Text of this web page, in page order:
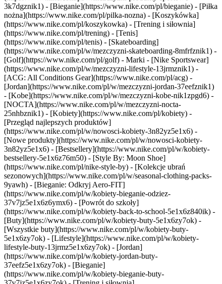
3k7dgznik1) - [Bieganie](https://www.nike.com/pl/bieganie) - [Piłka
nożna](https://www.nike.com/pl/pilka-nozna) - [Koszykówka]
(https://www.nike.com/pl/koszykowka) - [Trening i siłownia]
(https://www.nike.com/pl/trening) - [Tenis]
(https://www.nike.com/pl/tenis) - [Skateboarding]
(https://www.nike.com/pl/w/mezczyzni-skateboarding-8mfrfznik1) -
[Golf](https://www.nike.com/pl/golf) - Marki - [Nike Sportswear]
(https://www.nike.com/pl/w/mezczyzni-lifestyle-13jrmznik1) -
[ACG: All Conditions Gear](https://www.nike.com/pl/acg) -
[Jordan](https://www.nike.com/pl/w/mezczyzni-jordan-37eefznik1)
- [Kobe](https://www.nike.com/pl/w/mezczyzni-kobe-nik1zpgd6) -
[NOCTA](https://www.nike.com/pl/w/mezczyzni-nocta-
25nhbznik1) - [Kobiety](https://www.nike.com/pl/kobiety) -
[Przegląd najlepszych produktów]
(https://www.nike.com/pl/w/nowosci-kobiety-3n82yz5e1x6) -
[Nowe produkty](https://www.nike.com/pl/w/nowosci-kobiety-
3n82yz5e1x6) - [Bestsellery](https://www.nike.com/pl/w/kobiety-
bestsellery-5e1x6z76m50) - [Style By: Moon Shoe]
(https://www.nike.com/pl/nike-style-by) - [Kolekcje ubrań
sezonowych](https://www.nike.com/pl/w/seasonal-clothing-packs-
9yawh) - [Bieganie: Odkryj Aero-FIT]
(https://www.nike.com/pl/w/kobiety-bieganie-odziez-
37v7jz5e1x6z6ymx6) - [Powrót do szkoły]
(https://www.nike.com/pl/w/kobiety-back-to-school-5e1x6z840ik) -
[Buty](https://www.nike.com/pl/w/kobiety-buty-5e1x6zy7ok) -
[Wszystkie buty](https://www.nike.com/pl/w/kobiety-buty-
5e1x6zy7ok) - [Lifestyle](https://www.nike.com/pl/w/kobiety-
lifestyle-buty-13jrmz5e1x6zy7ok) - [Jordan]
(https://www.nike.com/pl/w/kobiety-jordan-buty-
37eefz5e1x6zy7ok) - [Bieganie]
(https://www.nike.com/pl/w/kobiety-bieganie-buty-